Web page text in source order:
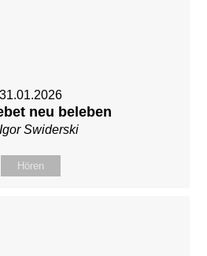
31.01.2026
neu beleben
Swiderski
Hören